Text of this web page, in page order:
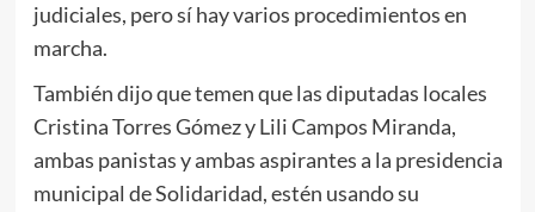
judiciales, pero sí hay varios procedimientos en
marcha.
También dijo que temen que las diputadas locales
Cristina Torres Gómez y Lili Campos Miranda,
ambas panistas y ambas aspirantes a la presidencia
municipal de Solidaridad, estén usando su